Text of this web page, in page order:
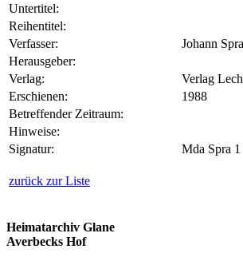
Untertitel:
Reihentitel:
Verfasser:
Johann
Herausgeber:
Verlag:
Verlag
Erschienen:
1988
Betreffender Zeitraum:
Hinweise:
Signatur:
Mda Spra 1
zurück zur Liste
Heimatarchiv Glane
Averbecks Hof